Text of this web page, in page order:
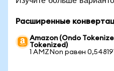
Расширенные
Amazon (Ondo
Tokenized)
1 AMZNon равен